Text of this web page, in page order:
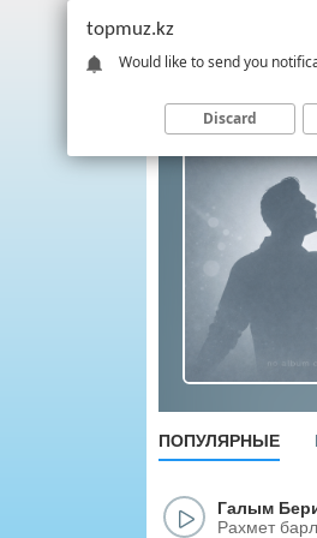
ПОПУЛЯРНЫЕ
Галым
Рахмет
topmuz.kz
Would like to send you
Discard